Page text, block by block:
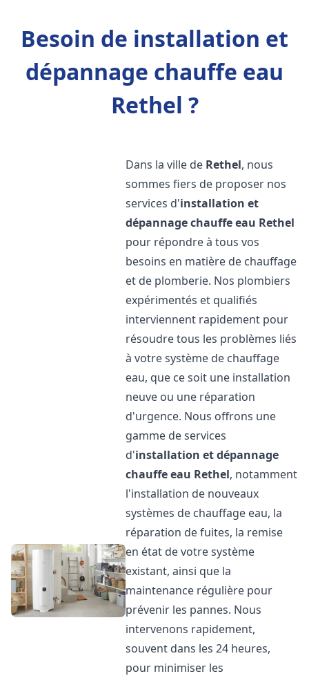
Besoin de installation et
dépannage chauffe eau
Rethel ?
Dans la ville de Rethel, nous
sommes fiers de proposer nos
services d'installation et
dépannage chauffe eau Rethel
pour répondre à tous vos
besoins en matière de chauffage
et de plomberie. Nos plombiers
expérimentés et qualifiés
interviennent rapidement pour
résoudre tous les problèmes liés
à votre système de chauffage
eau, que ce soit une installation
neuve ou une réparation
d'urgence. Nous offrons une
gamme de services
d'installation et dépannage
chauffe eau Rethel, notamment
l'installation de nouveaux
systèmes de chauffage eau, la
réparation de fuites, la remise
en état de votre système
existant, ainsi que la
maintenance régulière pour
prévenir les pannes. Nous
intervenons rapidement,
souvent dans les 24 heures,
pour minimiser les